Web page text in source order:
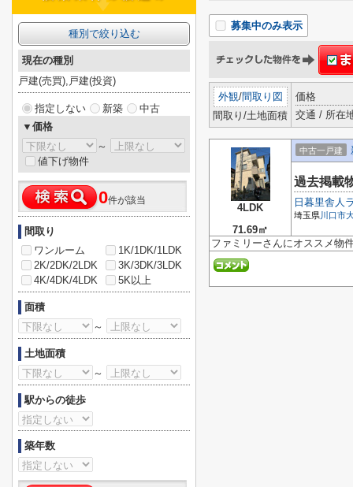
募集中のみ表示
外観/間取り図
間取り/土地面積
価格
交通 / 所在
4LDK
71.69㎡
中古一戸建
過去掲載
日暮里舎人
埼玉県川口市
ファミリーさんにオススメ物
種別で絞り込む
現在の種別
戸建(売買),戸建(投資)
指定しない 新築
中古
▼価格
～
値下げ物件
0件が該当
間取り
ワンルーム
1K/1DK/1LDK
2K/2DK/2LDK
3K/3DK/3LDK
4K/4DK/4LDK
5K以上
面積
～
土地面積
～
駅からの徒歩
築年数